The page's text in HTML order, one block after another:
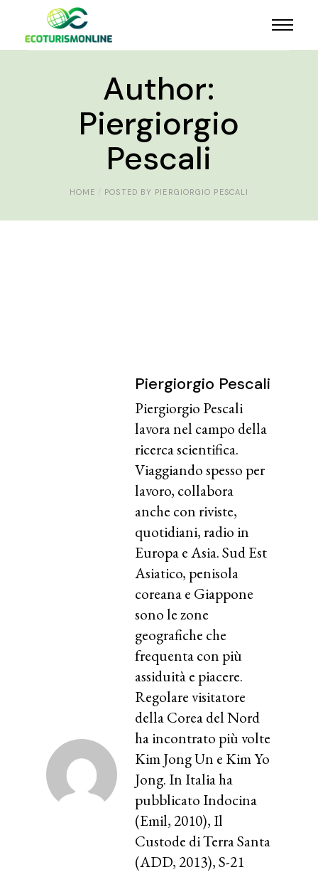
Author:
Piergiorgio
Pescali
HOME POSTED BY PIERGIORGIO PESCALI
Piergiorgio Pescali
Piergiorgio Pescali
lavora nel campo della
ricerca scientifica.
Viaggiando spesso per
lavoro, collabora
anche con riviste,
quotidiani, radio in
Europa e Asia. Sud Est
Asiatico, penisola
coreana e Giappone
sono le zone
geografiche che
frequenta con più
assiduità e piacere.
Regolare visitatore
della Corea del Nord
ha incontrato più volte
Kim Jong Un e Kim Yo
Jong. In Italia ha
pubblicato Indocina
(Emil, 2010), Il
Custode di Terra Santa
(ADD, 2013), S-21